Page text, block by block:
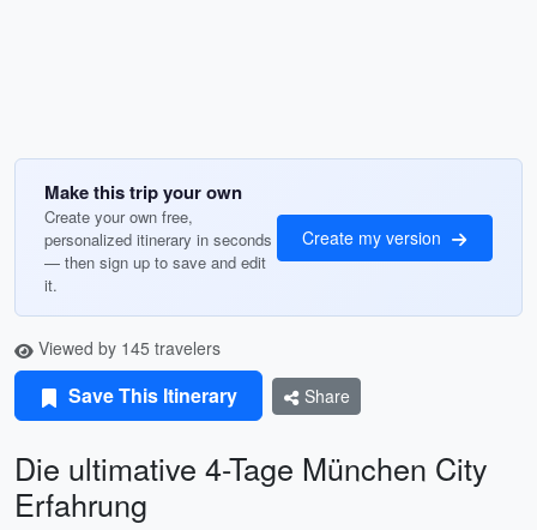
Make this trip your own
Create your own free,
personalized itinerary in seconds
— then sign up to save and edit
it.
Create my version
Viewed by 145 travelers
Save This Itinerary Share
Die ultimative 4-Tage München City
Erfahrung